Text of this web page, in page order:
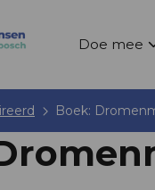
Doe mee
Boek: